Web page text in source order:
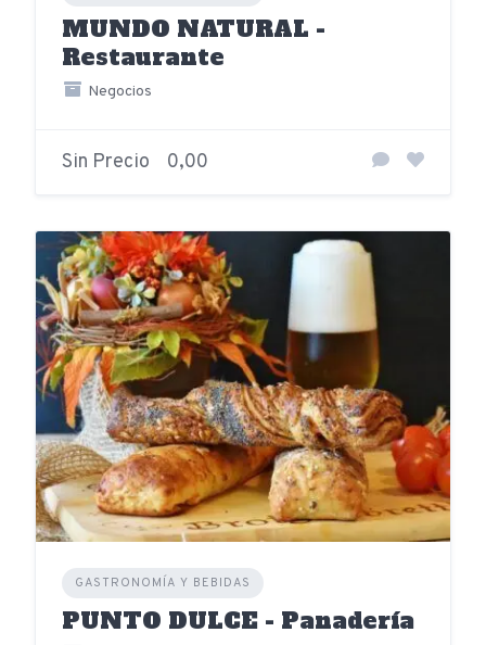
MUNDO NATURAL -
Restaurante
Negocios
Sin Precio 0,00
GASTRONOMÍA Y BEBIDAS
PUNTO DULCE - Panadería